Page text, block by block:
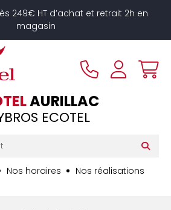
249€ HT d’achat et retrait 2h en
magasin
AURILLAC
ECOTEL
Nos horaires Nos réalisations
cookies